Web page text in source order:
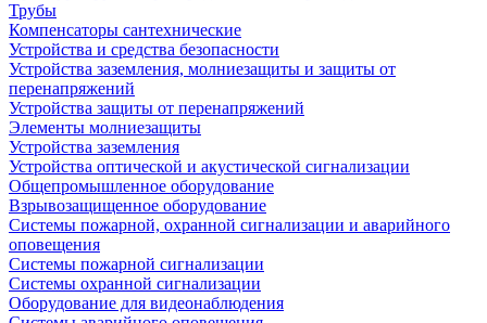
Трубы
Компенсаторы сантехнические
Устройства и средства безопасности
Устройства заземления, молниезащиты и защиты от
перенапряжений
Устройства защиты от перенапряжений
Элементы молниезащиты
Устройства заземления
Устройства оптической и акустической сигнализации
Общепромышленное оборудование
Взрывозащищенное оборудование
Системы пожарной, охранной сигнализации и аварийного
оповещения
Системы пожарной сигнализации
Системы охранной сигнализации
Оборудование для видеонаблюдения